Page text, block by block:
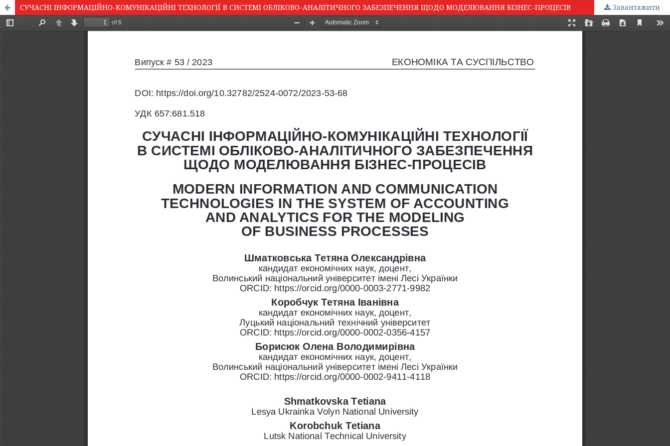
СУЧАСНІ ІНФОРМАЦІЙНО-КОМУНІКАЦІЙНІ ТЕХНОЛОГІЇ В СИСТЕМІ ОБЛІКОВО-АНАЛІТИЧНОГО ЗАБЕЗПЕЧЕННЯ ЩОДО МОДЕЛЮВАННЯ БІЗНЕС-ПРОЦЕСІВ Завантажити